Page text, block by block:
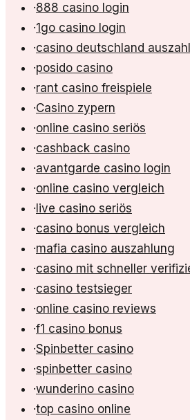
·888 casino login
·1go casino login
·casino deutschland
·posido casino
·rant casino freispiele
·Casino zypern
·online casino seriös
·cashback casino
·avantgarde casino login
·online casino vergleich
· live casino seriös
·casino bonus vergleich
·mafia casino auszahlung
·casino mit schneller
·casino testsieger
·online casino reviews
·f1 casino bonus
·Spinbetter casino
·spinbetter casino
·wunderino casino
·top casino online